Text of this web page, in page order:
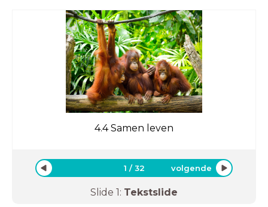
4.4 Samen leven
1 /32 volgende
Slide 1: Tekstslide